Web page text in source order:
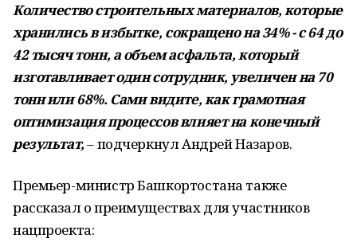
Количество строительных материалов, которые
хранились в избытке, сокращено на 34% - с 64 до
42 тысяч тонн, а объем асфальта, который
изготавливает один сотрудник, увеличен на 70
тонн или 68%. Сами видите, как грамотная
оптимизация процессов влияет на конечный
результат,– подчеркнул Андрей Назаров.
Премьер-министр Башкортостана также
рассказал о преимуществах для участников
нацпроекта: